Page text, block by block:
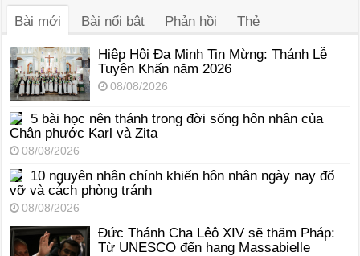
Bài mới
Bài nổi bật Phản hồi Thẻ
Hiệp Hội Đa Minh Tin Mừng: Thánh Lễ
Tuyên Khấn năm 2026
08/08/2026
5 bài học nên thánh trong đời sống hôn nhân của
Chân phước Karl và Zita
08/08/2026
10 nguyên nhân chính khiến hôn nhân ngày nay đổ
vỡ và cách phòng tránh
08/08/2026
Đức Thánh Cha Lêô XIV sẽ thăm Pháp:
Từ UNESCO đến hang Massabielle